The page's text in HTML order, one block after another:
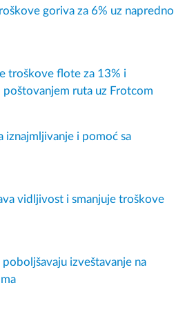
goriva za 6% uz napredno
troškove flote za 13% i
ruta uz Frotcom
iznajmljivanje i pomoć sa
vidljivost i smanjuje troškove
poboljšavaju izveštavanje na